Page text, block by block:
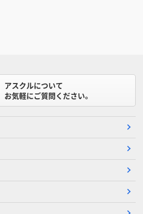
アスクルについて
お気軽にご質問ください。